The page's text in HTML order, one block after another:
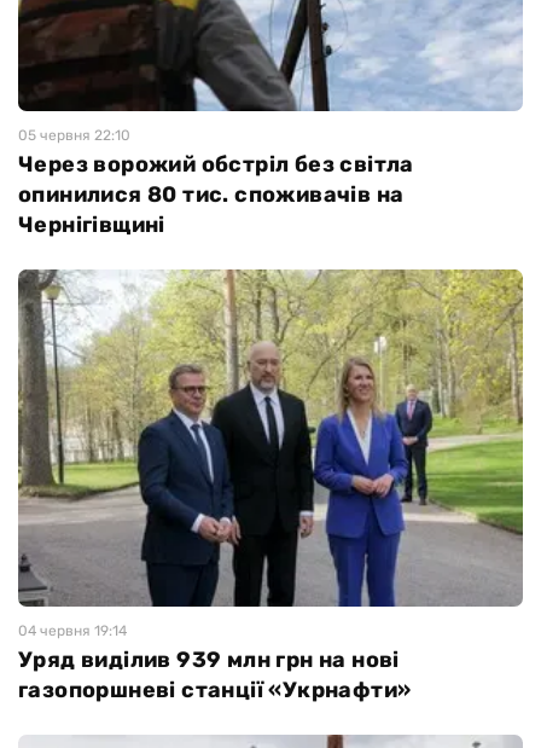
05 червня 22:10
Через ворожий обстріл без світла
опинилися 80 тис. споживачів на
Чернігівщині
04 червня 19:14
Уряд виділив 939 млн грн на нові
газопоршневі станції «Укрнафти»